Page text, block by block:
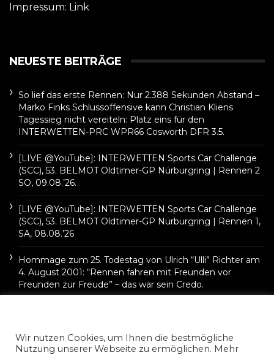
Impressum: Link
NEUESTE BEITRÄGE
So lief das erste Rennen: Nur 2.388 Sekunden Abstand –
Marko Finks Schlussoffensive kann Christian Kliens
Tagessieg nicht vereiteln: Platz eins für den
INTERWETTEN-PRC WPR66 Cosworth DFR 3.5.
[LIVE @YouTube]: INTERWETTEN Sports Car Challenge
(SCC), 53. BELMOT Oldtimer-GP Nürburgring | Rennen 2
SO, 09.08.’26.
[LIVE @YouTube]: INTERWETTEN Sports Car Challenge
(SCC), 53. BELMOT Oldtimer-GP Nürburgring | Rennen 1,
SA, 08.08.’26
Hommage zum 25. Todestag von Ulrich “Ulli” Richter am
4. August 2001: “Rennen fahren mit Freunden vor
Freunden zur Freude” – das war sein Credo.
Wir nutzen Cookies, um Ihnen die bestmögliche
Nutzung unserer Webseite zu ermöglichen. Mehr